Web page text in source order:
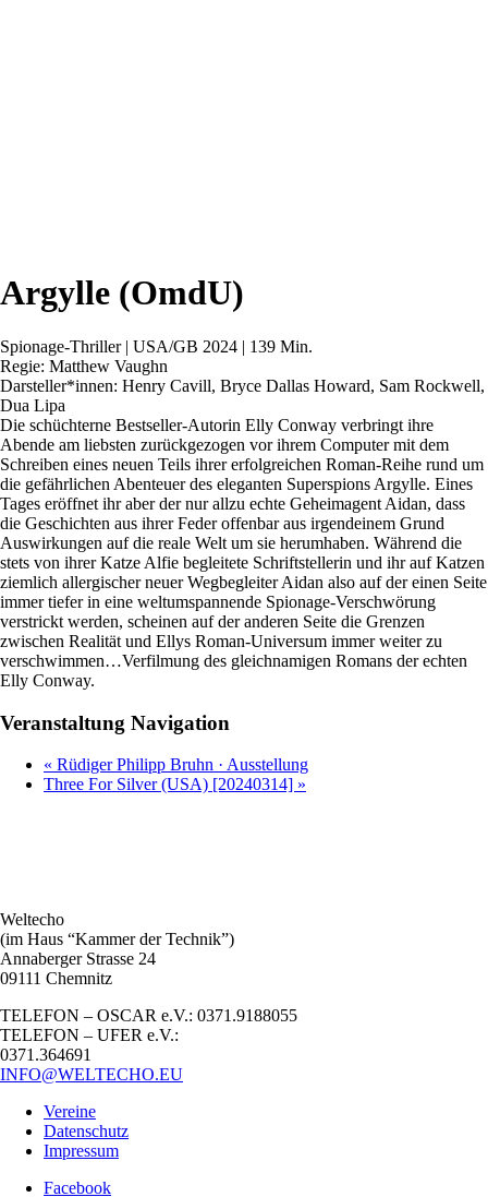
Argylle (OmdU)
Spionage-Thriller | USA/GB 2024 | 139 Min.
Regie: Matthew Vaughn
Darsteller*innen: Henry Cavill, Bryce Dallas Howard, Sam Rockwell,
Dua Lipa
Die schüchterne Bestseller-Autorin Elly Conway verbringt ihre
Abende am liebsten zurückgezogen vor ihrem Computer mit dem
Schreiben eines neuen Teils ihrer erfolgreichen Roman-Reihe rund um
die gefährlichen Abenteuer des eleganten Superspions Argylle. Eines
Tages eröffnet ihr aber der nur allzu echte Geheimagent Aidan, dass
die Geschichten aus ihrer Feder offenbar aus irgendeinem Grund
Auswirkungen auf die reale Welt um sie herumhaben. Während die
stets von ihrer Katze Alfie begleitete Schriftstellerin und ihr auf Katzen
ziemlich allergischer neuer Wegbegleiter Aidan also auf der einen Seite
immer tiefer in eine weltumspannende Spionage-Verschwörung
verstrickt werden, scheinen auf der anderen Seite die Grenzen
zwischen Realität und Ellys Roman-Universum immer weiter zu
verschwimmen…Verfilmung des gleichnamigen Romans der echten
Elly Conway.
Veranstaltung Navigation
« Rüdiger Philipp Bruhn · Ausstellung
Three For Silver (USA) [20240314] »
Weltecho
(im Haus “Kammer der Technik”)
Annaberger Strasse 24
09111 Chemnitz
TELEFON – OSCAR e.V.: 0371.9188055
TELEFON – UFER e.V.:
0371.364691
INFO@WELTECHO.EU
Vereine
Datenschutz
Impressum
Facebook